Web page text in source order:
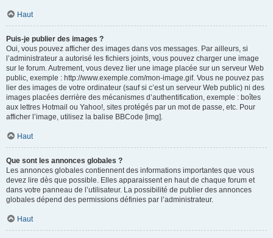
Haut
Puis-je publier des images ?
Oui, vous pouvez afficher des images dans vos messages. Par ailleurs, si
l’administrateur a autorisé les fichiers joints, vous pouvez charger une image
sur le forum. Autrement, vous devez lier une image placée sur un serveur Web
public, exemple : http://www.exemple.com/mon-image.gif. Vous ne pouvez pas
lier des images de votre ordinateur (sauf si c’est un serveur Web public) ni des
images placées derrière des mécanismes d’authentification, exemple : boîtes
aux lettres Hotmail ou Yahoo!, sites protégés par un mot de passe, etc. Pour
afficher l’image, utilisez la balise BBCode [img].
Haut
Que sont les annonces globales ?
Les annonces globales contiennent des informations importantes que vous
devez lire dès que possible. Elles apparaissent en haut de chaque forum et
dans votre panneau de l’utilisateur. La possibilité de publier des annonces
globales dépend des permissions définies par l’administrateur.
Haut